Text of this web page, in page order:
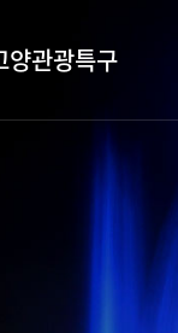
양관광특구
이